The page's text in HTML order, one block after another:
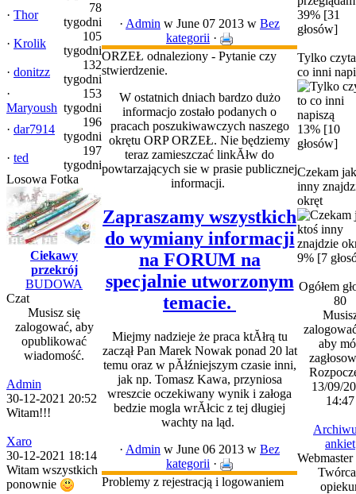
· Thor
78
tygodni
· Krolik
105
tygodni
· donitzz
132
tygodni
·
Maryoush
153
tygodni
· dar7914
196
tygodni
· ted
197
tygodni
Losowa Fotka
Ciekawy
przekrój
BUDOWA
Czat
Musisz się
zalogować, aby
opublikować
wiadomość.
Admin
30-12-2021 20:52
Witam!!!
Xaro
30-12-2021 18:14
Witam wszystkich
ponownie
· Admin w June 07 2013 w Bez
kategorii ·
ORZEŁ odnaleziony - Pytanie czy
stwierdzenie.
W ostatnich dniach bardzo dużo
informacjo zostało podanych o
pracach poszukiwawczych naszego
okrętu ORP ORZEŁ. Nie będziemy
teraz zamieszczać linkĂłw do
powtarzających sie w prasie publicznej
informacji.
Zapraszamy wszystkich
do wymiany informacji
na FORUM na
specjalnie utworzonym
temacie.
Miejmy nadzieje że praca ktĂłrą tu
zaczął Pan Marek Nowak ponad 20 lat
temu oraz w pĂłźniejszym czasie inni,
jak np. Tomasz Kawa, przyniosa
wreszcie oczekiwany wynik i załoga
bedzie mogla wrĂłcic z tej długiej
wachty na ląd.
· Admin w June 06 2013 w Bez
kategorii ·
Problemy z rejestracją i logowaniem
39% [31
głosów]
Tylko
co inni
13% [10
głosów]
Czekam
inny
okręt
9% [7
Ogółem
80
aby
13/09/
14:47
ankiet
Webmaster